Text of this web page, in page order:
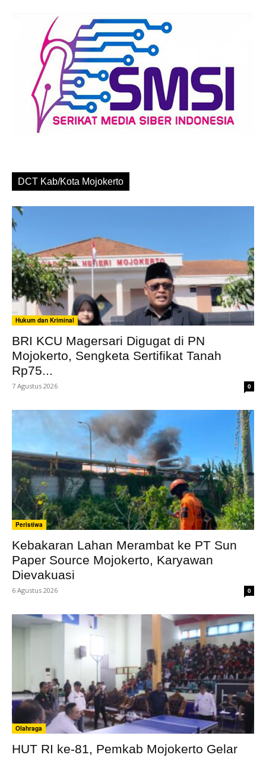
DCT Kab/Kota Mojokerto
Hukum dan Kriminal
BRI KCU Magersari Digugat di PN
Mojokerto, Sengketa Sertifikat Tanah
Rp75...
7 Agustus 2026 0
Peristiwa
Kebakaran Lahan Merambat ke PT Sun
Paper Source Mojokerto, Karyawan
Dievakuasi
6 Agustus 2026 0
Olahraga
HUT RI ke-81, Pemkab Mojokerto Gelar